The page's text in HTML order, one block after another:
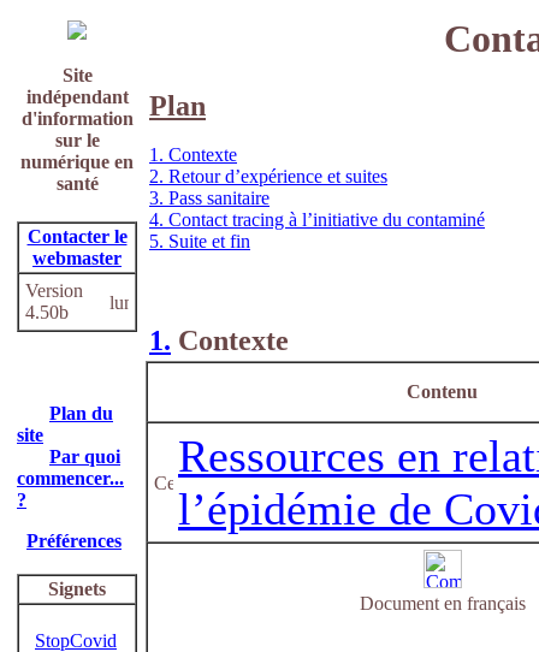
Site
indépendant
d'information
sur le
numérique en
santé
Contacter le
webmaster
Version
4.50b
Plan du
site
Par quoi
commencer...
?
Préférences
Signets
StopCovid
Plan
1. Contexte
2. Retour d’expérience et suites
3. Pass sanitaire
4. Contact tracing à l’initiative du contaminé
5. Suite et fin
1. Contexte
Contenu
Ressources en
l’épidémie de
Document en français